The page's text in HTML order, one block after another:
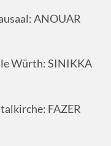
ANOUAR
Würth: SINIKKA
FAZER